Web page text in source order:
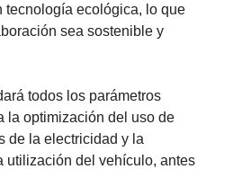
tecnología ecológica, lo que
sea sostenible y
todos los parámetros
la optimización del uso de
de la electricidad y la
utilización del vehículo, antes